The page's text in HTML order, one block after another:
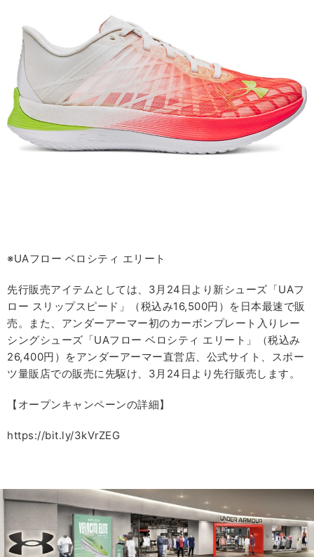
※UAフロー ベロシティ エリート
先行販売アイテムとしては、3月24日より新シューズ「UAフ
ロー スリップスピード」（税込み16,500円）を日本最速で販
売。また、アンダーアーマー初のカーボンプレート入りレー
シングシューズ「UAフロー ベロシティ エリート」（税込み
26,400円）をアンダーアーマー直営店、公式サイト、スポー
ツ量販店での販売に先駆け、3月24日より先行販売します。
【オープンキャンペーンの詳細】
https://bit.ly/3kVrZEG